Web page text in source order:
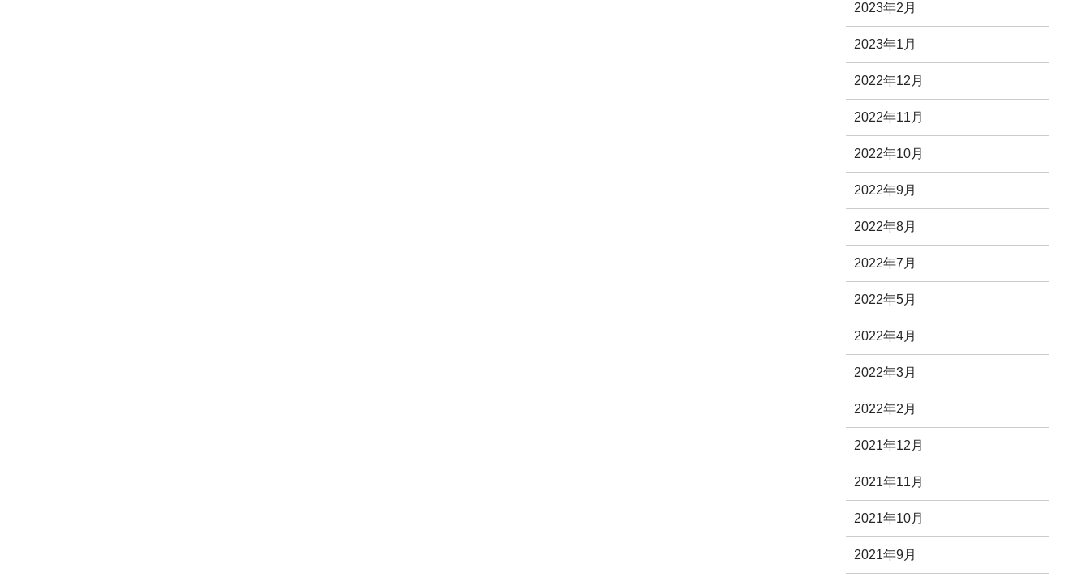
2023年2月
2023年1月
2022年12月
2022年11月
2022年10月
2022年9月
2022年8月
2022年7月
2022年5月
2022年4月
2022年3月
2022年2月
2021年12月
2021年11月
2021年10月
2021年9月